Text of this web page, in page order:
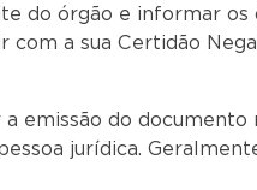
do órgão e informar os
com a sua Certidão
emissão do documento
jurídica.